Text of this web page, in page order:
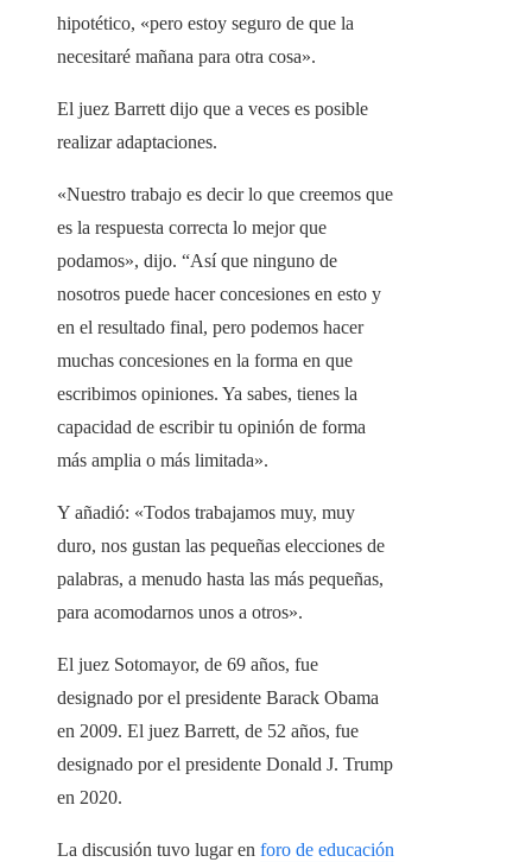
hipotético, «pero estoy seguro de que la
necesitaré mañana para otra cosa».
El juez Barrett dijo que a veces es posible
realizar adaptaciones.
«Nuestro trabajo es decir lo que creemos que
es la respuesta correcta lo mejor que
podamos», dijo. “Así que ninguno de
nosotros puede hacer concesiones en esto y
en el resultado final, pero podemos hacer
muchas concesiones en la forma en que
escribimos opiniones. Ya sabes, tienes la
capacidad de escribir tu opinión de forma
más amplia o más limitada».
Y añadió: «Todos trabajamos muy, muy
duro, nos gustan las pequeñas elecciones de
palabras, a menudo hasta las más pequeñas,
para acomodarnos unos a otros».
El juez Sotomayor, de 69 años, fue
designado por el presidente Barack Obama
en 2009. El juez Barrett, de 52 años, fue
designado por el presidente Donald J. Trump
en 2020.
La discusión tuvo lugar en foro de educación